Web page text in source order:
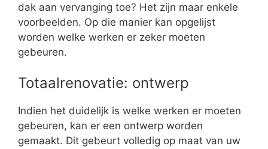
dak aan vervanging toe? Het zijn maar enkele
voorbeelden. Op die manier kan opgelijst
worden welke werken er zeker moeten
gebeuren.
Totaalrenovatie: ontwerp
Indien het duidelijk is welke werken er moeten
gebeuren, kan er een ontwerp worden
gemaakt. Dit gebeurt volledig op maat van uw